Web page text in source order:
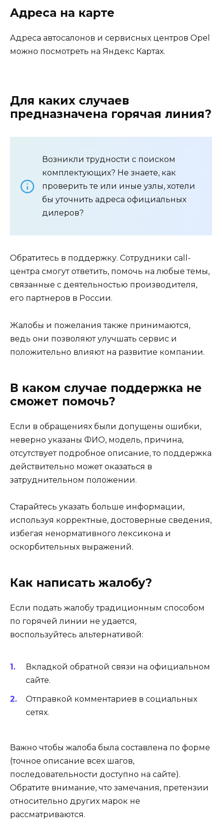
Адреса на карте
Адреса автосалонов и сервисных центров Opel
можно посмотреть на Яндекс Картах.
Для каких случаев
предназначена горячая линия?
Возникли трудности с поиском
комплектующих? Не знаете, как
проверить те или иные узлы, хотели
бы уточнить адреса официальных
дилеров?
Обратитесь в поддержку. Сотрудники call-
центра смогут ответить, помочь на любые темы,
связанные с деятельностью производителя,
его партнеров в России.
Жалобы и пожелания также принимаются,
ведь они позволяют улучшать сервис и
положительно влияют на развитие компании.
В каком случае поддержка не
сможет помочь?
Если в обращениях были допущены ошибки,
неверно указаны ФИО, модель, причина,
отсутствует подробное описание, то поддержка
действительно может оказаться в
затруднительном положении.
Старайтесь указать больше информации,
используя корректные, достоверные сведения,
избегая ненормативного лексикона и
оскорбительных выражений.
Как написать жалобу?
Если подать жалобу традиционным способом
по горячей линии не удается,
воспользуйтесь альтернативой:
Вкладкой обратной связи на официальном
сайте.
Отправкой комментариев в социальных
сетях.
Важно чтобы жалоба была составлена по форме
(точное описание всех шагов,
последовательности доступно на сайте).
Обратите внимание, что замечания, претензии
относительно других марок не
рассматриваются.